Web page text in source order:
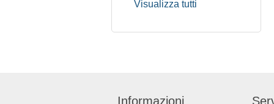
Visualizza tutti
Informazioni